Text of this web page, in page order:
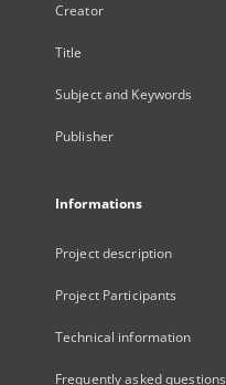
Creator
Title
Subject and Keywords
Publisher
Informations
Project description
Project Participants
Technical information
Frequently asked questions